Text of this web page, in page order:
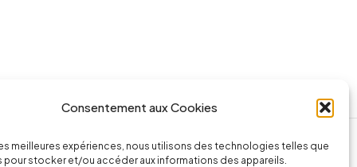
Consentement aux Cookies
meilleures expériences, nous utilisons des technologies telles que
stocker et/ou accéder aux informations des appareils.
Appeler la boutique
(+262) 0262 43 50 38